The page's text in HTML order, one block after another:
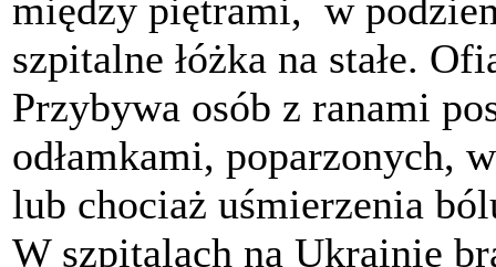
między piętrami, w
szpitalne łóżka na stałe.
Przybywa osób z ranami
odłamkami, poparzonych,
lub chociaż uśmierzenia
W szpitalach na Ukrainie